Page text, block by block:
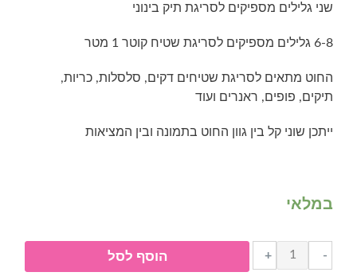
שני גלילים מספיקים לסריגת תיק בינוני
6-8 גלילים מספיקים לסריגת שטיח קוטר 1 מטר
החוט מתאים לסריגת שטיחים דקים, סלסלות, כריות,
תיקים, פופים, ראנרים ועוד
ייתכן שוני קל בין גוון החוט בתמונה ובין המציאות
במלאי
-
כמות
של
+ הוסף לסל